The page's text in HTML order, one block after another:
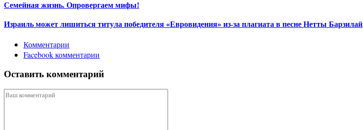
Семейная жизнь. Опровергаем мифы!
Израиль может лишиться титула победителя «Евровидения» из-за плагиата в песне Нетты Барзилай
Комментарии
Facebook комментарии
Оставить комментарий